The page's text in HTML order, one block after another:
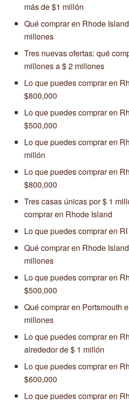
más de $1 millón
Qué comprar en Rhode
millones
Tres nuevas ofertas: qué
millones a $ 2 millones
Lo que puedes comprar en
$800,000
Lo que puedes comprar en
$500,000
Lo que puedes comprar en
millón
Lo que puedes comprar en
$800,000
Tres casas únicas por $ 1
comprar en Rhode Island
Lo que puedes comprar en
Qué comprar en Rhode
millones
Lo que puedes comprar en
$500,000
Qué comprar en Portsmouth
millones
Lo que puedes comprar en
alrededor de $ 1 millón
Lo que puedes comprar en
$600,000
Lo que puedes comprar en